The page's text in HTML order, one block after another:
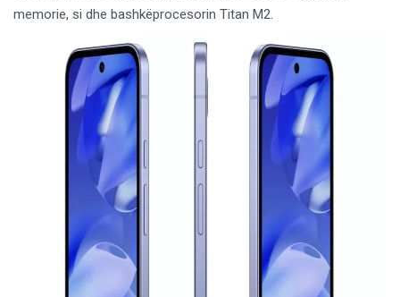
memorie, si dhe bashkëprocesorin Titan M2.